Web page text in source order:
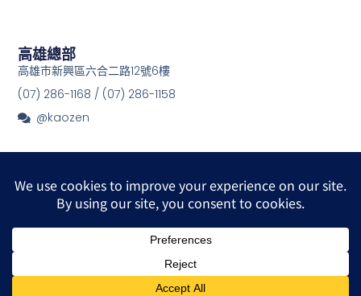
高雄總部
高雄市新興區六合二路12號6樓
(07) 286-1168 / (07) 286-1158
@kaozen